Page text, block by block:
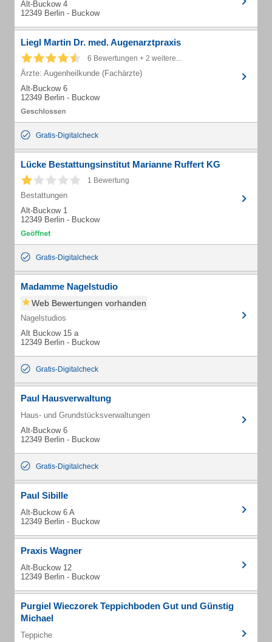
Alt-Buckow 4
12349 Berlin - Buckow
Liegl Martin Dr. med. Augenarztpraxis
6 Bewertungen + 2 weitere...
Ärzte: Augenheilkunde (Fachärzte)
Alt-Buckow 6
12349 Berlin - Buckow
Gratis-Digitalcheck
Lücke Bestattungsinstitut Marianne Ruffert KG
1 Bewertung
Bestattungen
Alt-Buckow 1
12349 Berlin - Buckow
Gratis-Digitalcheck
Madamme Nagelstudio
Web Bewertungen vorhanden
Nagelstudios
Alt Buckow 15 a
12349 Berlin - Buckow
Gratis-Digitalcheck
Paul Hausverwaltung
Haus- und Grundstücksverwaltungen
Alt-Buckow 6
12349 Berlin - Buckow
Gratis-Digitalcheck
Paul Sibille
Alt-Buckow 6 A
12349 Berlin - Buckow
Praxis Wagner
Alt-Buckow 12
12349 Berlin - Buckow
Purgiel Wieczorek Teppichboden Gut und Günstig
Michael
Teppiche